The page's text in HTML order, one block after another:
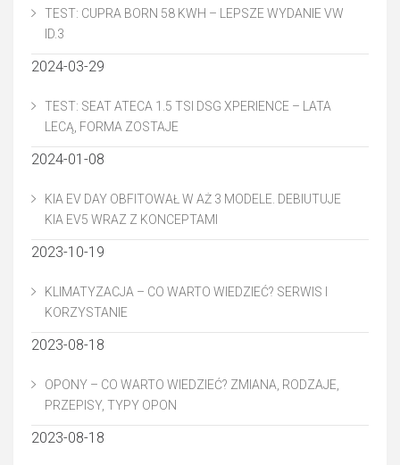
TEST: CUPRA BORN 58 KWH – LEPSZE WYDANIE VW
ID.3
2024-03-29
TEST: SEAT ATECA 1.5 TSI DSG XPERIENCE – LATA
LECĄ, FORMA ZOSTAJE
2024-01-08
KIA EV DAY OBFITOWAŁ W AŻ 3 MODELE. DEBIUTUJE
KIA EV5 WRAZ Z KONCEPTAMI
2023-10-19
KLIMATYZACJA – CO WARTO WIEDZIEĆ? SERWIS I
KORZYSTANIE
2023-08-18
OPONY – CO WARTO WIEDZIEĆ? ZMIANA, RODZAJE,
PRZEPISY, TYPY OPON
2023-08-18